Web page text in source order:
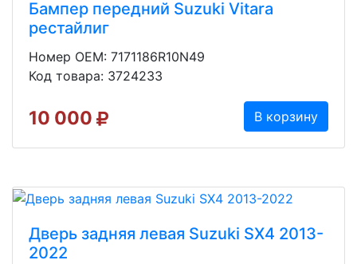
Бампер передний Suzuki Vitara
рестайлиг
Номер OEM: 7171186R10N49
Код товара: 3724233
10 000 В корзину
Дверь задняя левая Suzuki SX4 2013-
2022